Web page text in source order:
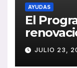
AYUDAS
El
ayudas
ligeros
JULIO 23,